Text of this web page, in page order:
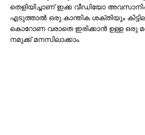
തെളിയിച്ചാണ് ഇക്ക വീഡിയോ
എടുത്താല്‍ ഒരു കാന്തിക ശക്തിയും
കൊറോണ വരാതെ ഇരിക്കാന്‍ ഉള്ള ഒരു
നമുക്ക് മനസിലാക്കാം.